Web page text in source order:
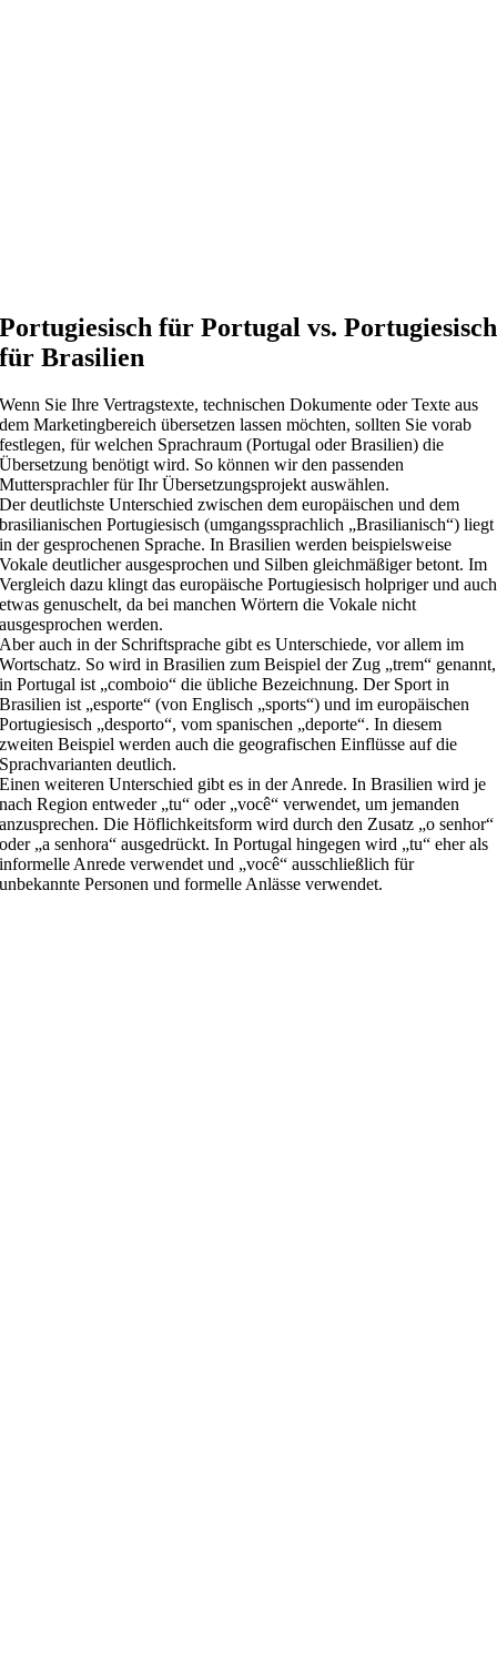
Portugiesisch für Portugal vs. Portugiesisch
für Brasilien
Wenn Sie Ihre Vertragstexte, technischen Dokumente oder Texte aus
dem Marketingbereich übersetzen lassen möchten, sollten Sie vorab
festlegen, für welchen Sprachraum (Portugal oder Brasilien) die
Übersetzung benötigt wird. So können wir den passenden
Muttersprachler für Ihr Übersetzungsprojekt auswählen.
Der deutlichste Unterschied zwischen dem europäischen und dem
brasilianischen Portugiesisch (umgangssprachlich „Brasilianisch“) liegt
in der gesprochenen Sprache. In Brasilien werden beispielsweise
Vokale deutlicher ausgesprochen und Silben gleichmäßiger betont. Im
Vergleich dazu klingt das europäische Portugiesisch holpriger und auch
etwas genuschelt, da bei manchen Wörtern die Vokale nicht
ausgesprochen werden.
Aber auch in der Schriftsprache gibt es Unterschiede, vor allem im
Wortschatz. So wird in Brasilien zum Beispiel der Zug „trem“ genannt,
in Portugal ist „comboio“ die übliche Bezeichnung. Der Sport in
Brasilien ist „esporte“ (von Englisch „sports“) und im europäischen
Portugiesisch „desporto“, vom spanischen „deporte“. In diesem
zweiten Beispiel werden auch die geografischen Einflüsse auf die
Sprachvarianten deutlich.
Einen weiteren Unterschied gibt es in der Anrede. In Brasilien wird je
nach Region entweder „tu“ oder „você“ verwendet, um jemanden
anzusprechen. Die Höflichkeitsform wird durch den Zusatz „o senhor“
oder „a senhora“ ausgedrückt. In Portugal hingegen wird „tu“ eher als
informelle Anrede verwendet und „você“ ausschließlich für
unbekannte Personen und formelle Anlässe verwendet.